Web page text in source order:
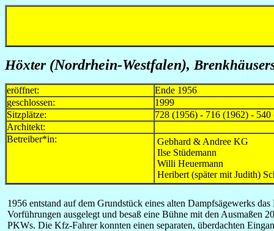
Höxter (Nordrhein-Westfalen),
eröffnet:
Ende 1956
geschlossen:
1999
Sitzplätze:
728 (1956) - 716 (1962) -
Architekt:
Betreiber*in:
Gebhard & Andree KG
Ilse Stüdemann
Willi Heuermann
Heribert (später mit Judith)
1956 entstand auf dem Grundstück eines alten Dampfsägewerks
Vorführungen ausgelegt und besaß eine Bühne mit den
PKWs. Die Kfz-Fahrer konnten einen separaten, überdachten